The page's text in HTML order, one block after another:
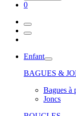
0
Enfant
BAGUES &
Bagues à
Joncs